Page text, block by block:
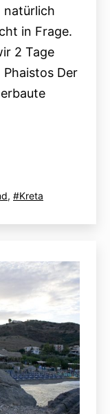
natürlich
in Frage.
2 Tage
Der
, Kreta